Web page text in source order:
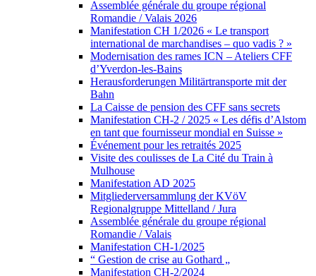
Assemblée générale du groupe régional
Romandie / Valais 2026
Manifestation CH 1/2026 « Le transport
international de marchandises – quo vadis ? »
Modernisation des rames ICN – Ateliers CFF
d’Yverdon-les-Bains
Herausforderungen Militärtransporte mit der
Bahn
La Caisse de pension des CFF sans secrets
Manifestation CH-2 / 2025 « Les défis d’Alstom
en tant que fournisseur mondial en Suisse »
Événement pour les retraités 2025
Visite des coulisses de La Cité du Train à
Mulhouse
Manifestation AD 2025
Mitgliederversammlung der KVöV
Regionalgruppe Mittelland / Jura
Assemblée générale du groupe régional
Romandie / Valais
Manifestation CH-1/2025
“ Gestion de crise au Gothard „
Manifestation CH-2/2024